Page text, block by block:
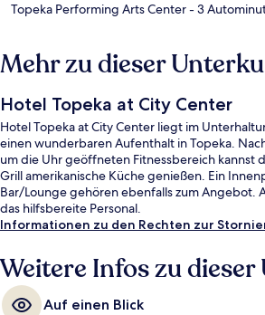
Topeka Performing Arts Center- 3
Mehr zu dieser
Hotel Topeka at City Center
Hotel Topeka at City Center liegt im
einen wunderbaren Aufenthalt in Topeka.
um die Uhr geöffneten Fitnessbereich kannst
Grill amerikanische Küche genießen. Ein
Bar/Lounge gehören ebenfalls zum Angebot.
das hilfsbereite Personal.
Informationen zu den Rechten zur
Weitere Infos zu
Auf einen Blick